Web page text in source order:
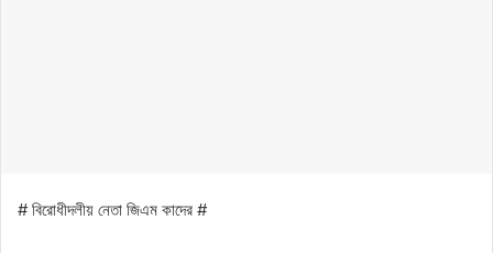
# বিরোধীদলীয় নেতা জিএম কাদের #